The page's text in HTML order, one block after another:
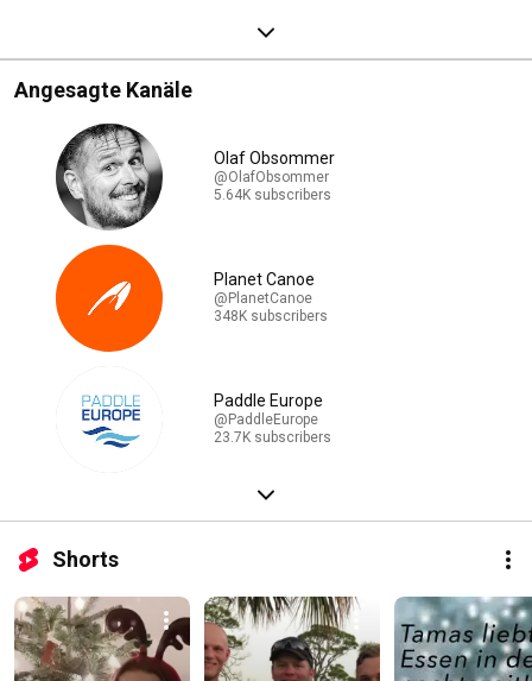
Angesagte Kanäle
Olaf Obsommer
@OlafObsommer
5.64K subscribers
Planet Canoe
@PlanetCanoe
348K subscribers
Paddle Europe
@PaddleEurope
23.7K subscribers
Shorts